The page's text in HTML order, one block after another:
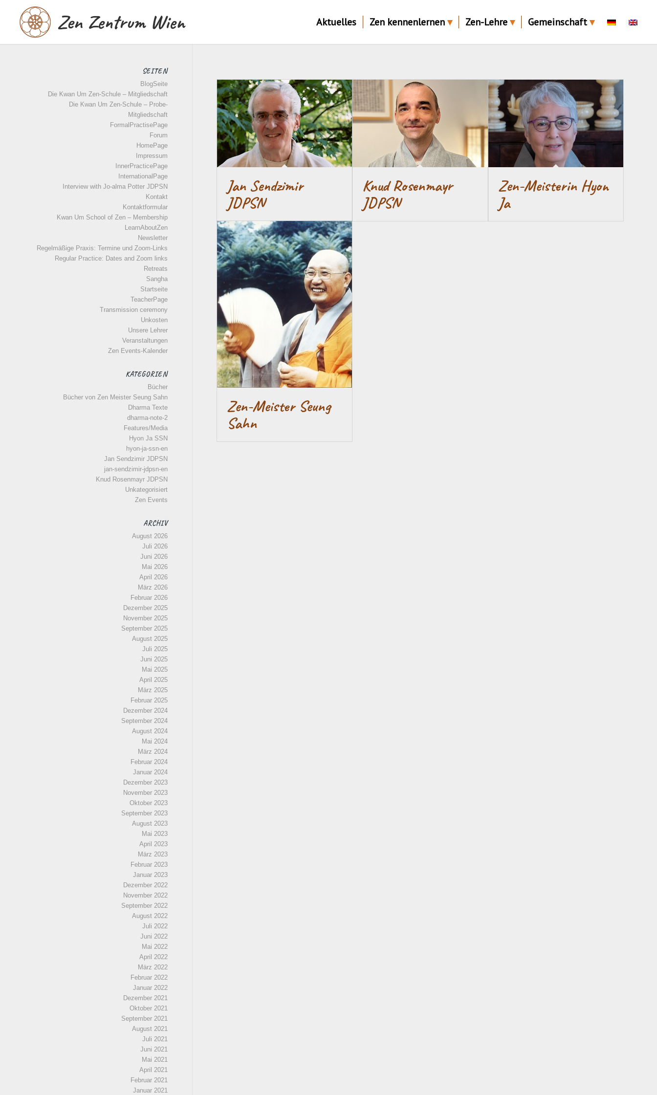
Zen Zentrum Wien Aktuelles Zen kennenlernen Zen-Lehre Gemeinschaft
Jan Sendzimir
JDPSN
Knud Rosenmayr
JDPSN
Zen-Meisterin Hyon
Ja
Zen-Meister Seung
Sahn
SEITEN
BlogSeite
Die Kwan Um Zen-Schule – Mitgliedschaft
Die Kwan Um Zen-Schule – Probe-
Mitgliedschaft
FormalPractisePage
Forum
HomePage
Impressum
InnerPracticePage
InternationalPage
Interview with Jo-alma Potter JDPSN
Kontakt
Kontaktformular
Kwan Um School of Zen – Membership
LearnAboutZen
Newsletter
Regelmäßige Praxis: Termine und Zoom-Links
Regular Practice: Dates and Zoom links
Retreats
Sangha
Startseite
TeacherPage
Transmission ceremony
Unkosten
Unsere Lehrer
Veranstaltungen
Zen Events-Kalender
KATEGORIEN
Bücher
Bücher von Zen Meister Seung Sahn
Dharma Texte
dharma-note-2
Features/Media
Hyon Ja SSN
hyon-ja-ssn-en
Jan Sendzimir JDPSN
jan-sendzimir-jdpsn-en
Knud Rosenmayr JDPSN
Unkategorisiert
Zen Events
ARCHIV
August 2026
Juli 2026
Juni 2026
Mai 2026
April 2026
März 2026
Februar 2026
Dezember 2025
November 2025
September 2025
August 2025
Juli 2025
Juni 2025
Mai 2025
April 2025
März 2025
Februar 2025
Dezember 2024
September 2024
August 2024
Mai 2024
März 2024
Februar 2024
Januar 2024
Dezember 2023
November 2023
Oktober 2023
September 2023
August 2023
Mai 2023
April 2023
März 2023
Februar 2023
Januar 2023
Dezember 2022
November 2022
September 2022
August 2022
Juli 2022
Juni 2022
Mai 2022
April 2022
März 2022
Februar 2022
Januar 2022
Dezember 2021
Oktober 2021
September 2021
August 2021
Juli 2021
Juni 2021
Mai 2021
April 2021
Februar 2021
Januar 2021